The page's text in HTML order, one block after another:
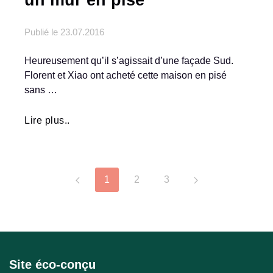
Publié le 23.07.2016
Heureusement qu’il s’agissait d’une façade Sud.
Florent et Xiao ont acheté cette maison en pisé
sans …
Lire plus..
1 2 3
Site éco-conçu